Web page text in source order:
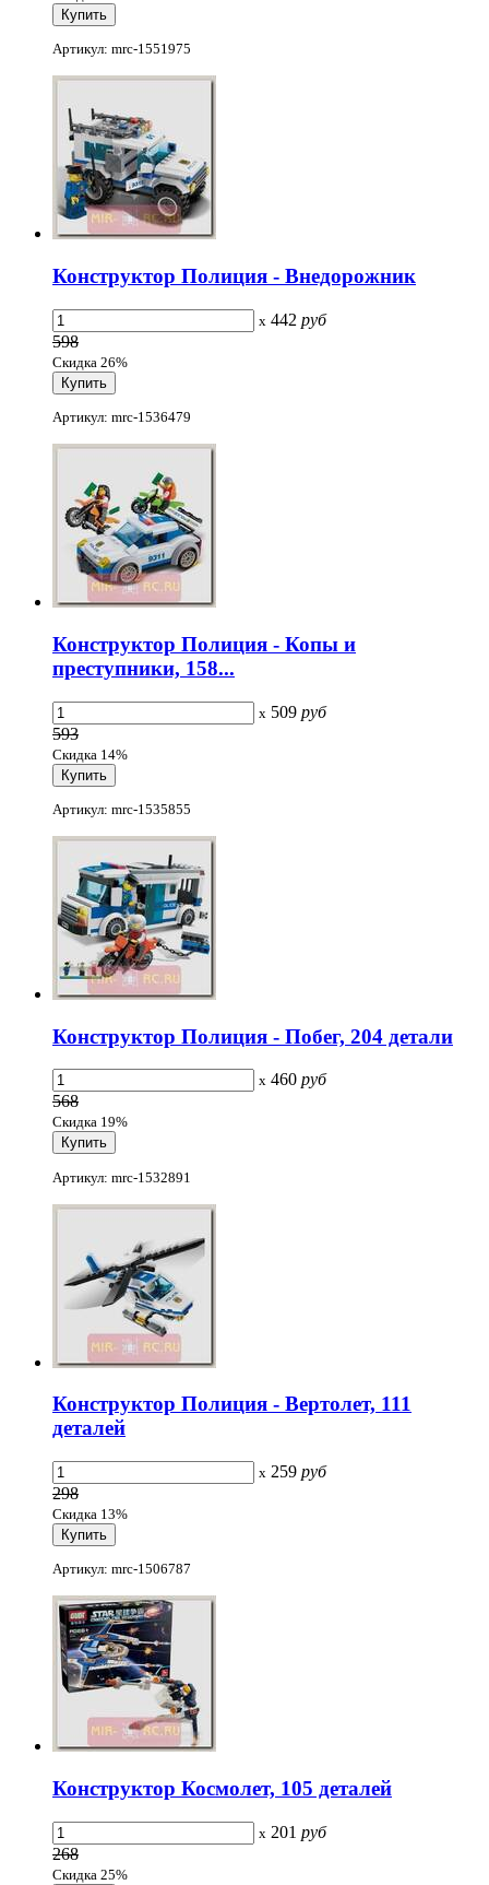
Артикул: mrc-1551975
Конструктор Полиция - Внедорожник
x 442 руб
598
Скидка 26%
Артикул: mrc-1536479
Конструктор Полиция - Копы и
преступники, 158...
x 509 руб
593
Скидка 14%
Артикул: mrc-1535855
Конструктор Полиция - Побег, 204 детали
x 460 руб
568
Скидка 19%
Артикул: mrc-1532891
Конструктор Полиция - Вертолет, 111
деталей
x 259 руб
298
Скидка 13%
Артикул: mrc-1506787
Конструктор Космолет, 105 деталей
x 201 руб
268
Скидка 25%